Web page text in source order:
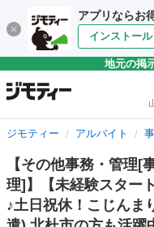
アプリならお
インストール
地元の掲
ジモティー アルバイト
【その他事務・管理[
理]】【未経験スター
♪土日祝休！こじん